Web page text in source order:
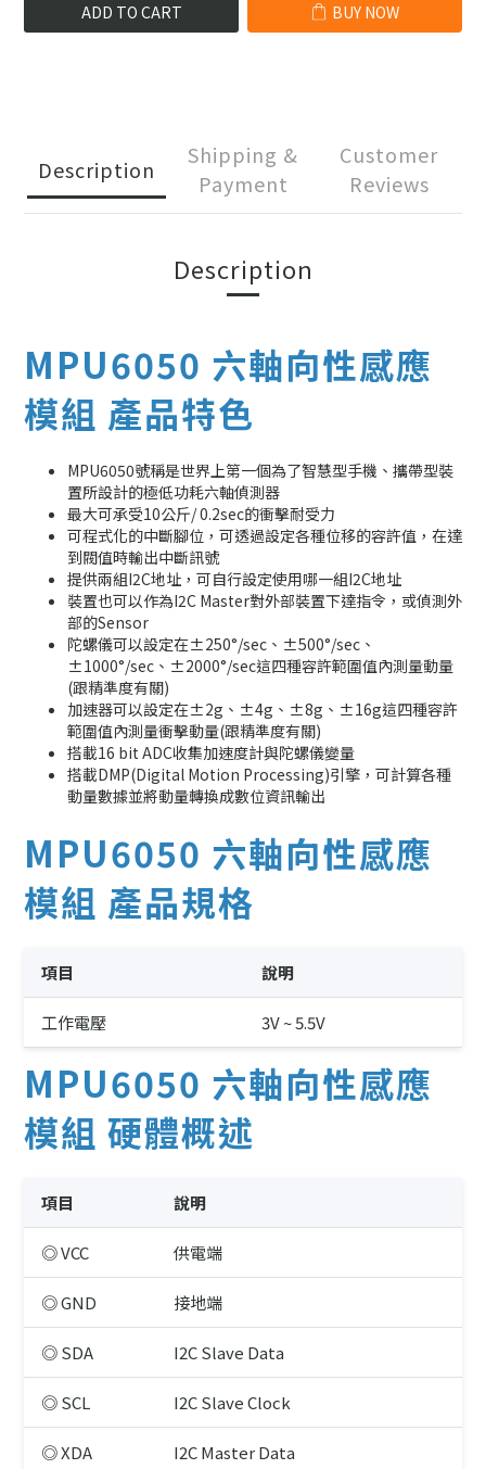
ADD TO CART BUY NOW
Description
Shipping &
Payment
Customer
Reviews
Description
MPU6050 六軸向性感應
模組 產品特色
MPU6050號稱是世界上第一個為了智慧型手機、攜帶型裝
置所設計的極低功耗六軸偵測器
最大可承受10公斤/ 0.2sec的衝擊耐受力
可程式化的中斷腳位，可透過設定各種位移的容許值，在達
到閥值時輸出中斷訊號
提供兩組I2C地址，可自行設定使用哪一組I2C地址
裝置也可以作為I2C Master對外部裝置下達指令，或偵測外
部的Sensor
陀螺儀可以設定在±250°/sec、±500°/sec、
±1000°/sec、±2000°/sec這四種容許範圍值內測量動量
(跟精準度有關)
加速器可以設定在±2g、±4g、±8g、±16g這四種容許
範圍值內測量衝擊動量(跟精準度有關)
搭載16 bit ADC收集加速度計與陀螺儀變量
搭載DMP(Digital Motion Processing)引擎，可計算各種
動量數據並將動量轉換成數位資訊輸出
MPU6050 六軸向性感應
模組 產品規格
項目 說明
工作電壓 3V ~ 5.5V
MPU6050 六軸向性感應
模組 硬體概述
項目 說明
◎ VCC 供電端
◎ GND 接地端
◎ SDA I2C Slave Data
◎ SCL I2C Slave Clock
◎ XDA I2C Master Data